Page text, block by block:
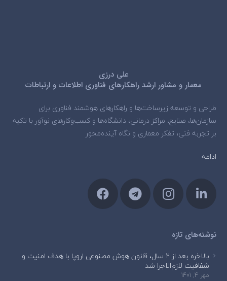
علی درزی
معمار و مشاور ارشد راهکارهای فناوری اطلاعات و ارتباطات
طراحی و توسعه زیرساخت‌ها و راهکارهای هوشمند فناوری برای
سازمان‌ها، صنایع، مراکز درمانی، دانشگاه‌ها و کسب‌وکارهای نوآور با تکیه
بر تجربه فنی، تفکر معماری و نگاه آینده‌محور
ادامه
نوشته‌های تازه
بالاخره بعد از ۲ سال، قانون هوش مصنوعی اروپا با هدف امنیت و
شفافیت لازم‌الاجرا شد
مهر 4, 1401